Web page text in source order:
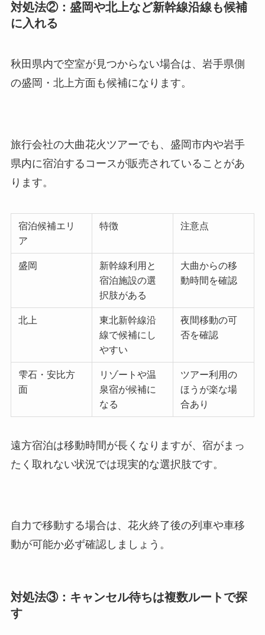
対処法②：盛岡や北上など新幹線沿線も候補
に入れる
秋田県内で空室が見つからない場合は、岩手県側
の盛岡・北上方面も候補になります。
旅行会社の大曲花火ツアーでも、盛岡市内や岩手
県内に宿泊するコースが販売されていることがあ
ります。
宿泊候補エリ
ア
特徴 注意点
盛岡
新幹線利用と
宿泊施設の選
択肢がある
大曲からの移
動時間を確認
北上
東北新幹線沿
線で候補にし
やすい
夜間移動の可
否を確認
雫石・安比方
面
リゾートや温
泉宿が候補に
なる
ツアー利用の
ほうが楽な場
合あり
遠方宿泊は移動時間が長くなりますが、宿がまっ
たく取れない状況では現実的な選択肢です。
自力で移動する場合は、花火終了後の列車や車移
動が可能か必ず確認しましょう。
対処法③：キャンセル待ちは複数ルートで探
す